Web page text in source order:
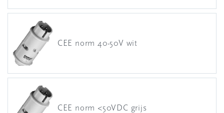
CEE norm 40-50V wit
CEE norm <50VDC grijs